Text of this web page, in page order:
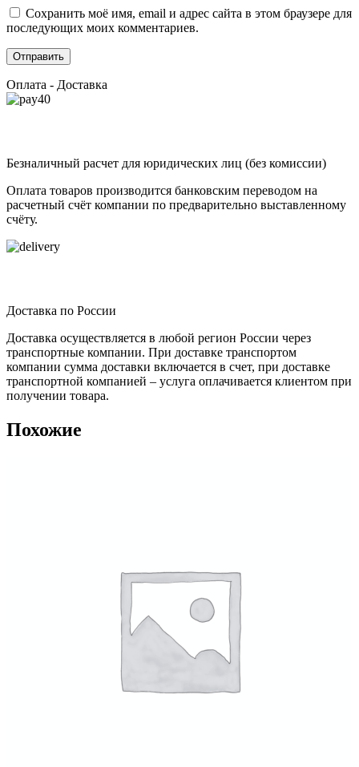
Сохранить моё имя, email и адрес сайта в этом браузере для
последующих моих комментариев.
Оплата - Доставка
Безналичный расчет для юридических лиц (без комиссии)
Оплата товаров производится банковским переводом на
расчетный счёт компании по предварительно выставленному
счёту.
Доставка по России
Доставка осуществляется в любой регион России через
транспортные компании. При доставке транспортом
компании сумма доставки включается в счет, при доставке
транспортной компанией – услуга оплачивается клиентом при
получении товара.
Похожие